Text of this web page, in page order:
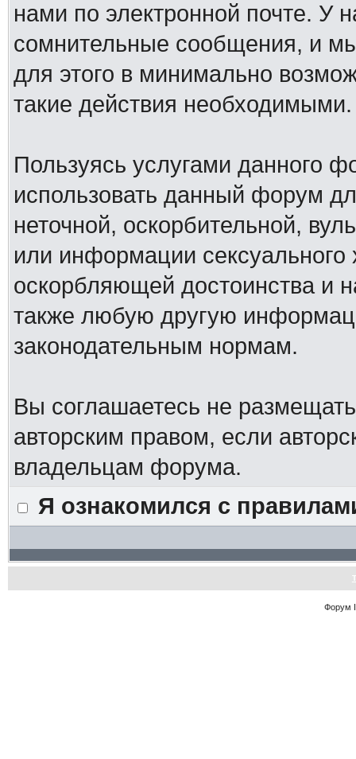
нами по электронной почте. У
сомнительные сообщения, и
для этого в минимально
такие действия необходимыми.
Пользуясь услугами данного
использовать данный форум
неточной, оскорбительной,
или информации
оскорбляющей достоинства и
также любую другую
законодательным нормам.
Вы соглашаетесь не
авторским правом, если
владельцам форума.
Я ознакомился с
Форум